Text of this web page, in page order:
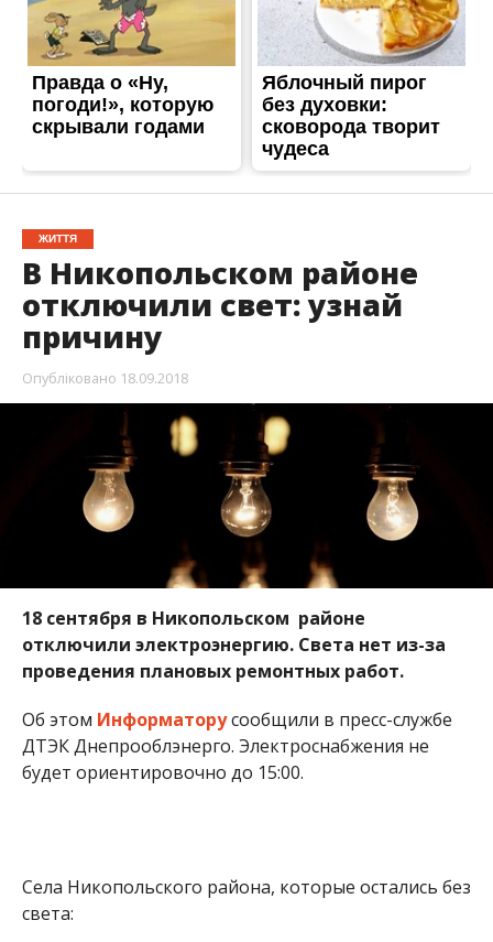
ЖИТТЯ
В Никопольском районе
отключили свет: узнай
причину
Опубліковано 18.09.2018
18 сентября в Никопольском районе
отключили электроэнергию. Света нет из-за
проведения плановых ремонтных работ.
Об этом Информаторусообщили в пресс-службе
ДТЭК Днепрооблэнерго. Электроснабжения не
будет ориентировочно до 15:00.
Села Никопольского района, которые остались без
света: